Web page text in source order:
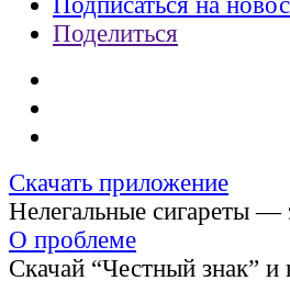
Поделиться
Скачать приложение
Нелегальные сигареты —
О проблеме
Скачай “Честный знак” и